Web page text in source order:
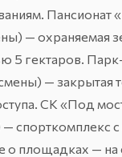
Пансионат
— охраняемая
5 гектаров.
— закрытая
СК «Под
спорткомплекс
о площадках — на